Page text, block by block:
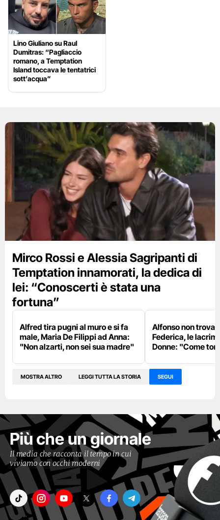
Lino Giuliano su Raul
Dumitras: “Pagliaccio
romano, a Temptation
Island toccava le tentatrici
sott’acqua”
Mirco Rossi e Alessia Sagripanti di
Temptation innamorati, la dedica di
lei: “Conoscerti è stata una
fortuna”
Alfred tira pugni al muro e si fa
male, Maria De Filippi ad Anna:
"Non alzarti, non sei sua madre"
Alfonso non trova
Federica, le
Donne: "Come
MOSTRA ALTRO LEGGI TUTTA LA STORIA SEGUI
Più che un giornale
Il media che racconta il tempo in cui
viviamo con occhi moderni